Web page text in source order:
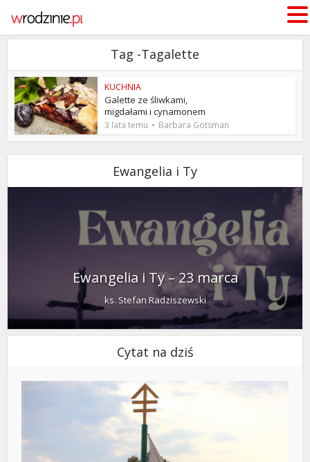
Tag -Tagalette
KUCHNIA
Galette ze śliwkami,
migdałami i cynamonem
3 lata temu Barbara Gotsman
Ewangelia i Ty
Ewangelia i Ty – 23 marca
ks. Stefan Radziszewski
Cytat na dziś